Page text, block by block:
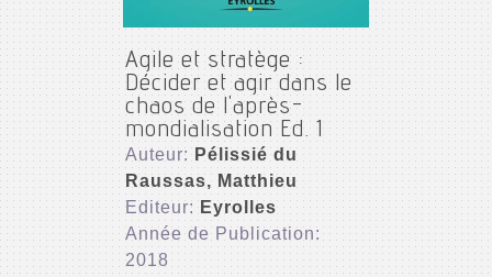
Agile et stratège :
Décider et agir dans le
chaos de l'après-
mondialisation Ed. 1
Auteur: Pélissié du
Raussas, Matthieu
Editeur: Eyrolles
Année de Publication:
2018